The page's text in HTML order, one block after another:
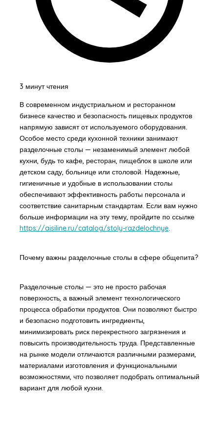
3 минут чтения
В современном индустриальном и ресторанном
бизнесе качество и безопасность пищевых продуктов
напрямую зависят от используемого оборудования.
Особое место среди кухонной техники занимают
разделочные столы — незаменимый элемент любой
кухни, будь то кафе, ресторан, пищеблок в школе или
детском саду, больнице или столовой. Надежные,
гигиеничные и удобные в использовании столы
обеспечивают эффективность работы персонала и
соответствие санитарным стандартам. Если вам нужно
больше информации на эту тему, пройдите по ссылке
https://aisiline.ru/catalog/stoly-razdelochnye.
Почему важны разделочные столы в сфере общепита?
Разделочные столы — это не просто рабочая
поверхность, а важный элемент технологического
процесса обработки продуктов. Они позволяют быстро
и безопасно подготовить ингредиенты,
минимизировать риск перекрестного загрязнения и
повысить производительность труда. Представленные
на рынке модели отличаются различными размерами,
материалами изготовления и функциональными
возможностями, что позволяет подобрать оптимальный
вариант для любой кухни.